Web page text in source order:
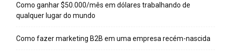
Como ganhar $50.000/mês em dólares trabalhando de
qualquer lugar do mundo
Como fazer marketing B2B em uma empresa recém-nascida